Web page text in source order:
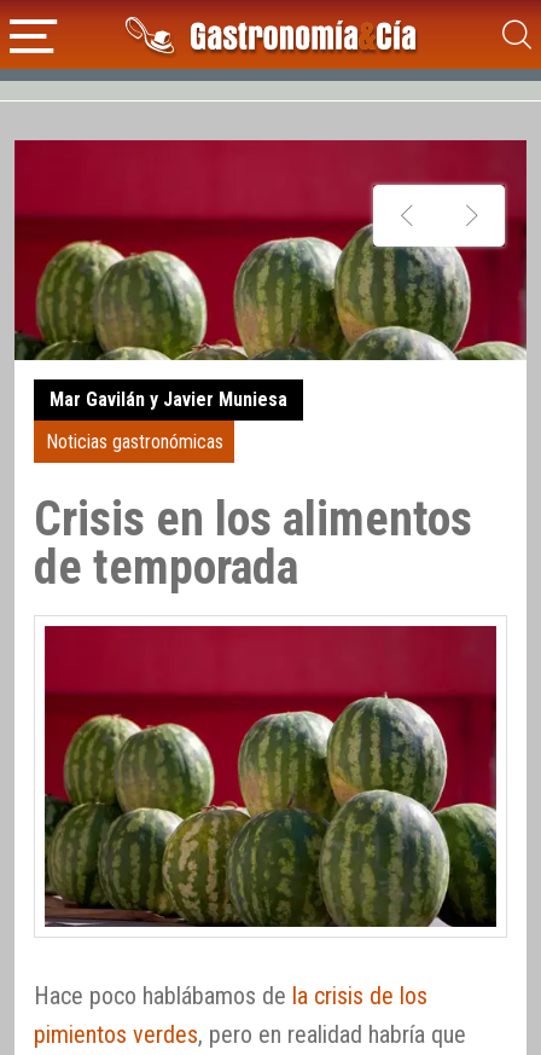
Mar Gavilán y Javier Muniesa
Noticias gastronómicas
Crisis en los alimentos
de temporada
Hace poco hablábamos de la crisis de los
pimientos verdes, pero en realidad habría que